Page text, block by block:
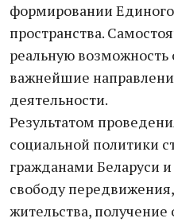
формировании
пространства.
реальную возможность
важнейшие
деятельности.
Результатом
социальной политики
гражданами Беларуси
свободу
жительства, получение